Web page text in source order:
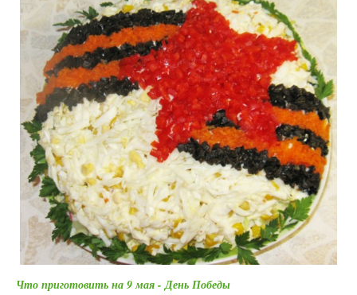
Что приготовить на 9 мая - День Победы